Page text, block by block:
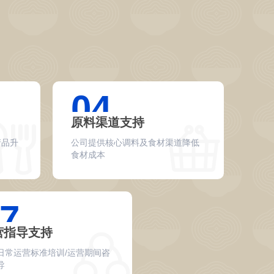
升
04
原料渠道支持
公司提供核心调料及食材渠道降低
食材成本
指导支持
常运营标准培训/运营期间咨